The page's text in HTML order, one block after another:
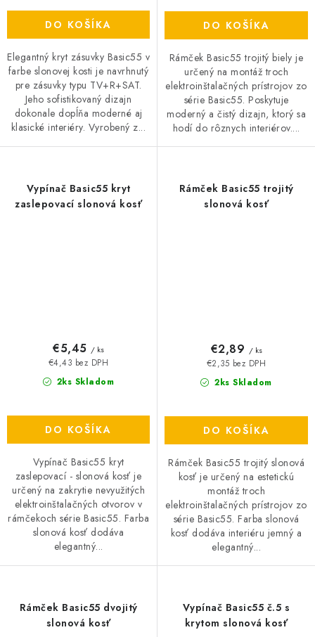
DO KOŠÍKA
Elegantný kryt zásuvky Basic55 v
farbe slonovej kosti je navrhnutý
pre zásuvky typu TV+R+SAT.
Jeho sofistikovaný dizajn
dokonale dopĺňa moderné aj
klasické interiéry. Vyrobený z...
DO KOŠÍKA
Rámček Basic55 trojitý biely je
určený na montáž troch
elektroinštalačných prístrojov zo
série Basic55. Poskytuje
moderný a čistý dizajn, ktorý sa
hodí do rôznych interiérov....
Vypínač Basic55 kryt
zaslepovací slonová kosť
2ks Skladom
€4,43 bez DPH
€5,45 / ks
DO KOŠÍKA
Vypínač Basic55 kryt
zaslepovací - slonová kosť je
určený na zakrytie nevyužitých
elektroinštalačných otvorov v
rámčekoch série Basic55. Farba
slonová kosť dodáva
elegantný...
Rámček Basic55 trojitý
slonová kosť
2ks Skladom
€2,35 bez DPH
€2,89 / ks
DO KOŠÍKA
Rámček Basic55 trojitý slonová
kosť je určený na estetickú
montáž troch
elektroinštalačných prístrojov zo
série Basic55. Farba slonová
kosť dodáva interiéru jemný a
elegantný...
Rámček Basic55 dvojitý
slonová kosť
Vypínač Basic55 č.5 s
krytom slonová kosť